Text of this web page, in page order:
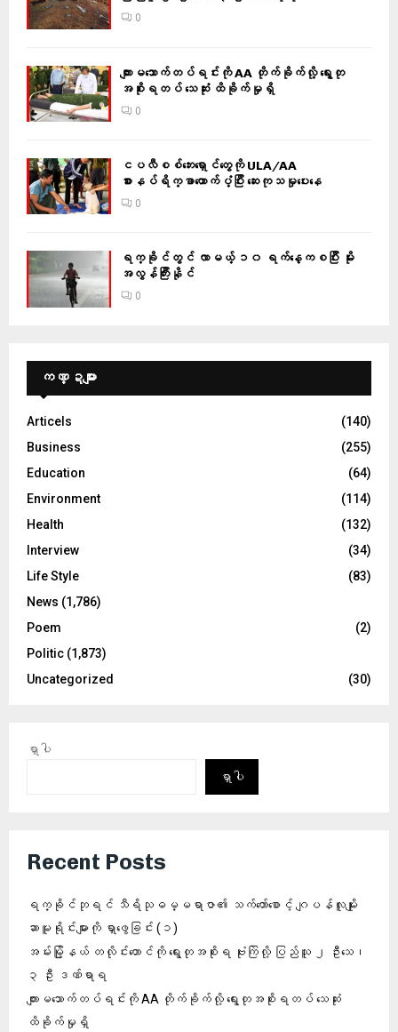
0
ကျားမသောက်တပ်ရင်းကို AA တိုက်ခိုက်လို့ ရွေးတု
အစိုးရတပ် သေဆုံး ထိခိုက်မှုရှိ
0
ငပလီစစ်ဘေးရှောင်တွေကို ULA/AA
စားနပ်ရိက္ခာထောက်ပံ့ပြီး ဆေးကုသမှုပေးနေ
0
ရက္ခိုင်တွင် လာမယ့် ၁၀ ရက်နေ့ကစပြီး မိုး
အလွန်ကြီးနိုင်
0
ကဏ္ဍများ
Articels
(140)
Business
(255)
Education
(64)
Environment
(114)
Health
(132)
Interview
(34)
Life Style
(83)
News (1,786)
Poem
(2)
Politic (1,873)
Uncategorized
(30)
ရှာပါ
ရှာပါ
Recent Posts
ရက္ခိုင်ဘုရင် သီရိသုဓမ္မရာဇာ၏ သက်တော်စောင့် ဂျပန်လူမျိုး
ဆာမူရိုင်းများကို ရှာဖွေခြင်း (၁)
အမ်းမြို့နယ် တလိုင်းတောင်ကို ရွေးတုအစိုးရ ဗုံးကြဲလို့ ပြည်သူ ၂ ဦးသေ၊
၃ ဦး ဒဏ်ရာရ
ကျားမသောက်တပ်ရင်းကို AA တိုက်ခိုက်လို့ ရွေးတုအစိုးရတပ် သေဆုံး
ထိခိုက်မှုရှိ